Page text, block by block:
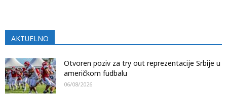
AKTUELNO
Otvoren poziv za try out reprezentacije Srbije u
američkom fudbalu
06/08/2026